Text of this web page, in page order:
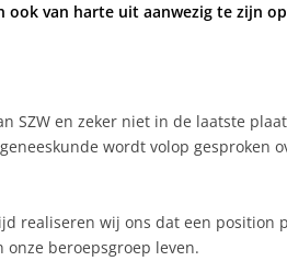
ook van harte uit aanwezig te zijn
SZW en zeker niet in de laatste
wordt volop gesproken
realiseren wij ons dat een position
beroepsgroep leven.